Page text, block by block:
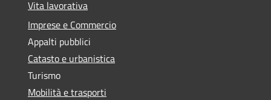
Vita lavorativa
Imprese e Commercio
Appalti pubblici
Catasto e urbanistica
Turismo
Mobilità e trasporti